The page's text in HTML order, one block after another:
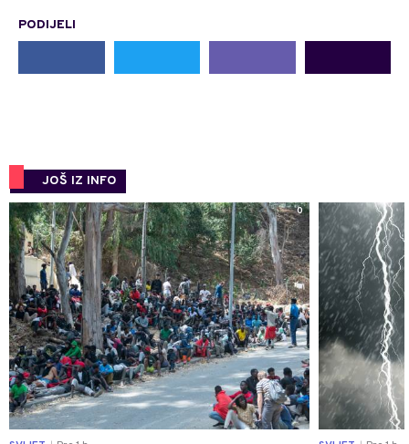
PODIJELI
JOŠ IZ INFO
0